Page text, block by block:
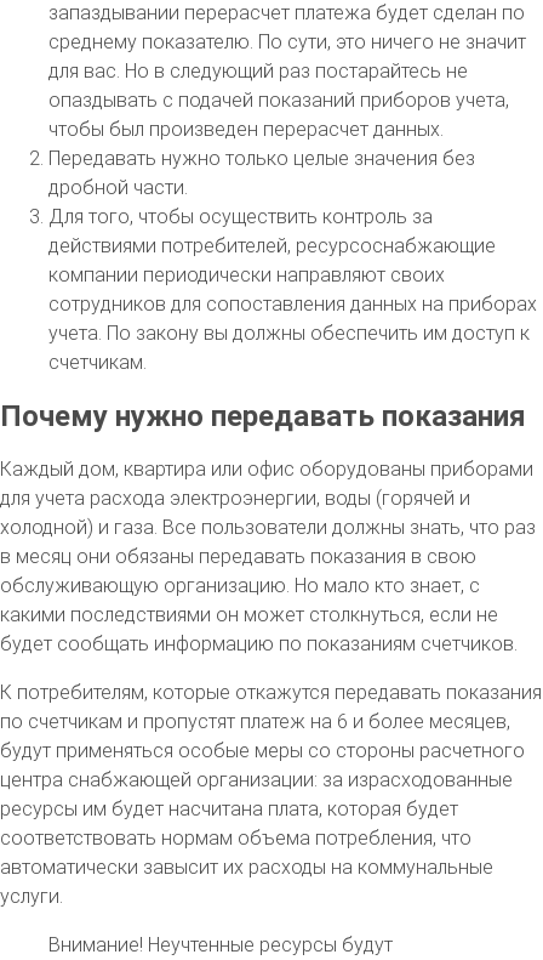
запаздывании перерасчет платежа будет сделан по
среднему показателю. По сути, это ничего не значит
для вас. Но в следующий раз постарайтесь не
опаздывать с подачей показаний приборов учета,
чтобы был произведен перерасчет данных.
Передавать нужно только целые значения без
дробной части.
Для того, чтобы осуществить контроль за
действиями потребителей, ресурсоснабжающие
компании периодически направляют своих
сотрудников для сопоставления данных на приборах
учета. По закону вы должны обеспечить им доступ к
счетчикам.
Почему нужно передавать показания
Каждый дом, квартира или офис оборудованы приборами
для учета расхода электроэнергии, воды (горячей и
холодной) и газа. Все пользователи должны знать, что раз
в месяц они обязаны передавать показания в свою
обслуживающую организацию. Но мало кто знает, с
какими последствиями он может столкнуться, если не
будет сообщать информацию по показаниям счетчиков.
К потребителям, которые откажутся передавать показания
по счетчикам и пропустят платеж на 6 и более месяцев,
будут применяться особые меры со стороны расчетного
центра снабжающей организации: за израсходованные
ресурсы им будет насчитана плата, которая будет
соответствовать нормам объема потребления, что
автоматически завысит их расходы на коммунальные
услуги.
Внимание! Неучтенные ресурсы будут